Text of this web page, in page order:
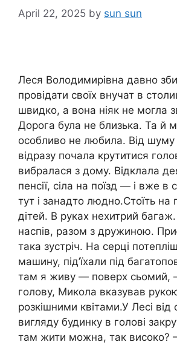
April 22, 2025 by sun sun
Леся Володимирівна давно
провідати своїх внучат в
швидко, а вона ніяк не могла
Дорога була не близька. Та й
особливо не любила. Від шуму
відразу почала крутитися
вибралася з дому. Відклала
пенсії, сіла на поїзд — і вже
тут і занадто людно.Стоїть на
дітей. В руках нехитрий багаж.
наспів, разом з дружиною.
така зустріч. На серці
машину, під’їхали під
там я живу — поверх сьомий,
голову, Микола вказував
розкішними квітами.У Лесі від
вигляду будинку в голові
там жити можна, так високо?